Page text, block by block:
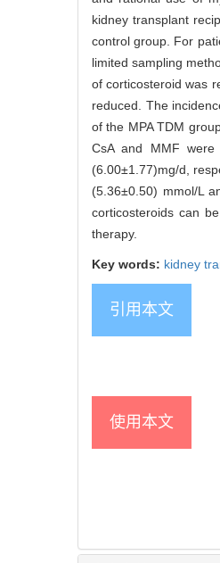
kidney transplant
control group. For
limited sampling
of corticosteroid was
reduced. The
of the MPA TDM
CsA and MMF
(6.00±1.77)mg/d,
(5.36±0.50) mmol/L
corticosteroids can
therapy.
Key words: kidney
引用本文
使用本文